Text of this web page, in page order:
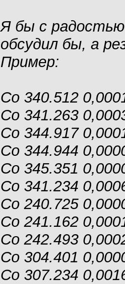
Я бы с радостью
обсудил бы, а
Пример:
Co 340.512
Co 341.263
Co 344.917
Co 344.944
Co 345.351
Co 341.234
Co 240.725
Co 241.162
Co 242.493
Co 304.401
Co 307.234